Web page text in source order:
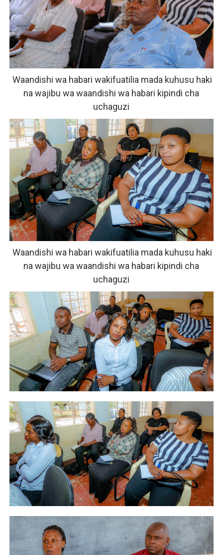
Waandishi wa habari wakifuatilia mada kuhusu haki
na wajibu wa waandishi wa habari kipindi cha
uchaguzi
Waandishi wa habari wakifuatilia mada kuhusu haki
na wajibu wa waandishi wa habari kipindi cha
uchaguzi